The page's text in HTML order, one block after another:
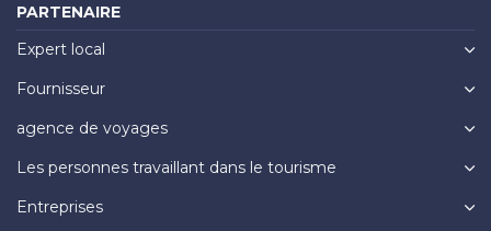
PARTENAIRE
Expert local
Fournisseur
agence de voyages
Les personnes travaillant dans le tourisme
Entreprises